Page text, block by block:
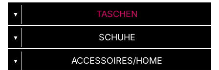
▼ TASCHEN
▼ SCHUHE
▼ ACCESSOIRES/HOME